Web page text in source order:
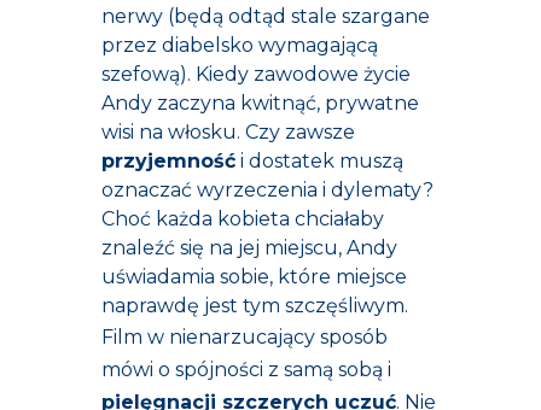
nerwy (będą odtąd stale szargane
przez diabelsko wymagającą
szefową). Kiedy zawodowe życie
Andy zaczyna kwitnąć, prywatne
wisi na włosku. Czy zawsze
przyjemność i dostatek muszą
oznaczać wyrzeczenia i dylematy?
Choć każda kobieta chciałaby
znaleźć się na jej miejscu, Andy
uświadamia sobie, które miejsce
naprawdę jest tym szczęśliwym.
Film w nienarzucający sposób
mówi o spójności z samą sobą i
pielęgnacji szczerych uczuć. Nie